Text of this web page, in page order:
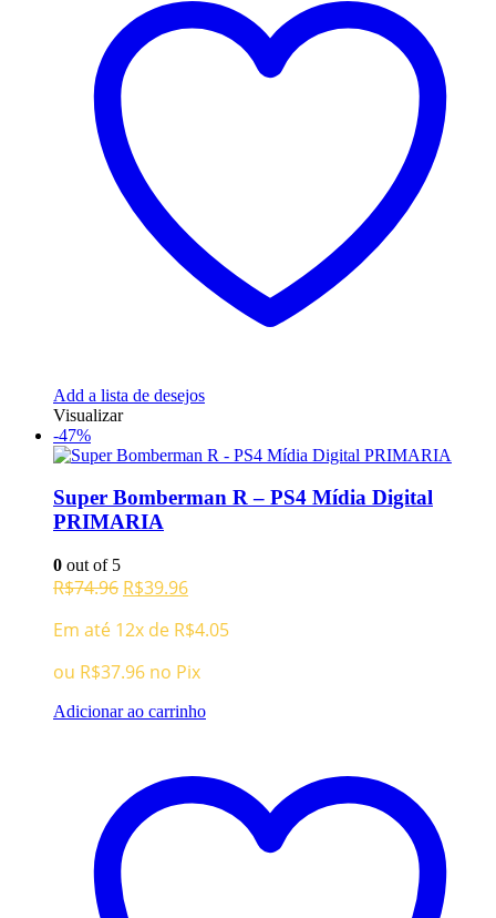
Add a lista de desejos
Visualizar
-47%
Super Bomberman R – PS4 Mídia Digital
PRIMARIA
0 out of 5
R$74.96 O
original
era:
R$74.96.
R$39.96O
atual
é:
R$39.96.
Em até 12x de R$4.05
ou R$37.96 no Pix
Adicionar ao carrinho